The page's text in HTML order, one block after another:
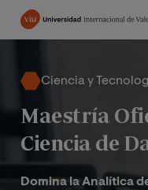
Pasar
Ciencia y
Maestría
Ciencia de
Domina la Analítica